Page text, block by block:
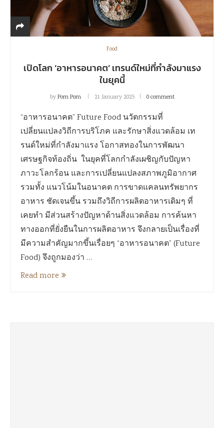
Food
เปิดโลก ‘อาหารอนาคต’ เทรนด์ใหม่ที่กำลังมาแรง
ในยุคนี้
byPom Pom 21 January 2025 0 comment
“อาหารอนาคต” Future Food นวัตกรรมที่
เปลี่ยนแปลงวิถีการบริโภค และรักษาสิ่งแวดล้อม เท
รนด์ใหม่ที่กำลังมาแรง โอกาสทองในการพัฒนา
เศรษฐกิจท้องถิ่น ในยุคที่โลกกำลังเผชิญกับปัญหา
ภาวะโลกร้อน และการเปลี่ยนแปลงสภาพภูมิอากาศ
รวมทั้ง แนวโน้มในอนาคต การขาดแคลนทรัพยากร
อาหาร ชัดเจนขึ้น รวมถึงวิถีการผลิตอาหารเดิมๆ ที่
เคยทำ มีส่วนสร้างปัญหาด้านสิ่งแวดล้อม การค้นหา
ทางออกที่ยั่งยืนในการผลิตอาหาร จึงกลายเป็นเรื่องที่
มีความสำคัญมากขึ้นเรื่อยๆ “อาหารอนาคต” (Future
Food) จึงถูกมองว่า …
Read more